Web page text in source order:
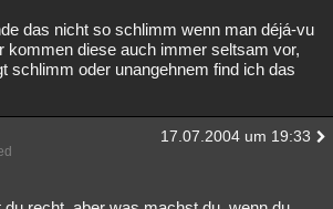
das nicht so schlimm wenn man déjá-vu
kommen diese auch immer seltsam vor,
schlimm oder unangehnem find ich das
17.07.2004 um 19:33